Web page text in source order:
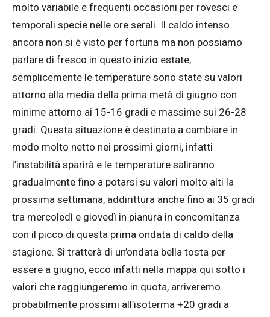
molto variabile e frequenti occasioni per rovesci e
temporali specie nelle ore serali. Il caldo intenso
ancora non si è visto per fortuna ma non possiamo
parlare di fresco in questo inizio estate,
semplicemente le temperature sono state su valori
attorno alla media della prima metà di giugno con
minime attorno ai 15-16 gradi e massime sui 26-28
gradi. Questa situazione è destinata a cambiare in
modo molto netto nei prossimi giorni, infatti
l’instabilità sparirà e le temperature saliranno
gradualmente fino a potarsi su valori molto alti la
prossima settimana, addirittura anche fino ai 35 gradi
tra mercoledì e giovedì in pianura in concomitanza
con il picco di questa prima ondata di caldo della
stagione. Si tratterà di un’ondata bella tosta per
essere a giugno, ecco infatti nella mappa qui sotto i
valori che raggiungeremo in quota, arriveremo
probabilmente prossimi all’isoterma +20 gradi a